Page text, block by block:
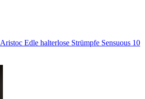
Aristoc Edle halterlose Strümpfe Sensuous 10